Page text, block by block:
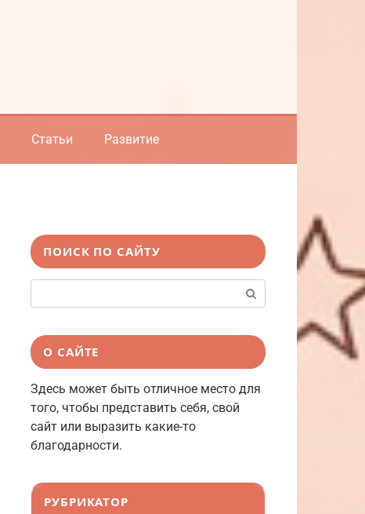
Статьи Развитие
ПОИСК ПО САЙТУ
О САЙТЕ
Здесь может быть отличное место для
того, чтобы представить себя, свой
сайт или выразить какие-то
благодарности.
РУБРИКАТОР